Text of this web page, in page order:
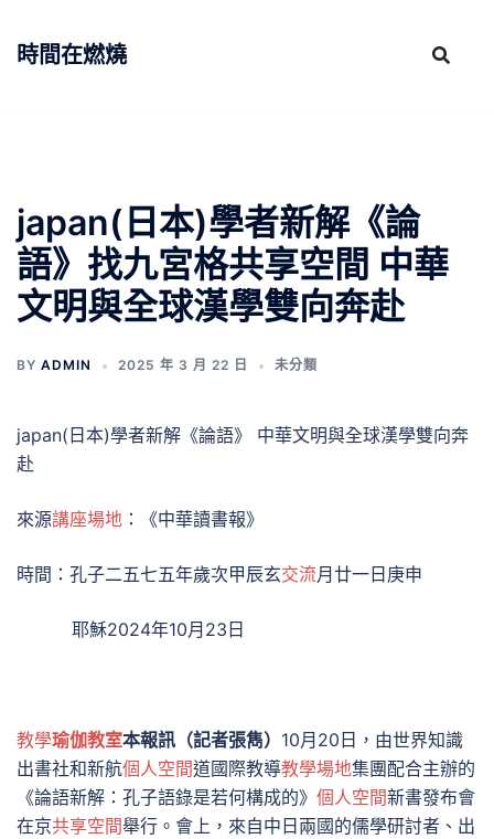
時間在燃燒
japan(日本)學者新解《論
語》找九宮格共享空間 中華
文明與全球漢學雙向奔赴
BY ADMIN 2025 年 3 月 22 日 未分類
japan(日本)學者新解《論語》 中華文明與全球漢學雙向奔
赴
來源講座場地 ：《中華讀書報》
時間：孔子二五七五年歲次甲辰玄交流月廿一日庚申
耶穌2024年10月23日
教學瑜伽教室本報訊（記者張雋） 10月20日，由世界知識
出書社和新航個人空間道國際教導教學場地集團配合主辦的
《論語新解：孔子語錄是若何構成的》 個人空間新書發布會
在京共享空間舉行。會上，來自中日兩國的儒學研討者、出